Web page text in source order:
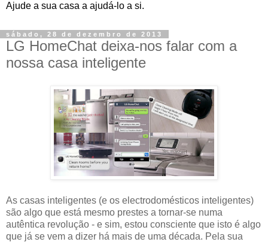
Ajude a sua casa a ajudá-lo a si.
sábado, 28 de dezembro de 2013
LG HomeChat deixa-nos falar com a
nossa casa inteligente
As casas inteligentes (e os electrodomésticos inteligentes)
são algo que está mesmo prestes a tornar-se numa
autêntica revolução - e sim, estou consciente que isto é algo
que já se vem a dizer há mais de uma década. Pela sua